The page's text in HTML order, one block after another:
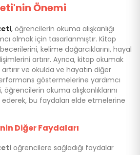
Önemi
, öğrencilerin okuma alışkanlığı
olmak için tasarlanmıştır. Kitap
kelime dağarcıklarını, hayal
artırır. Ayrıca, kitap okumak
ve okulda ve hayatın diğer
göstermelerine yardımcı
okuma alışkanlıklarını
bu faydaları elde etmelerine
Diğer Faydaları
öğrencilere sağladığı faydalar